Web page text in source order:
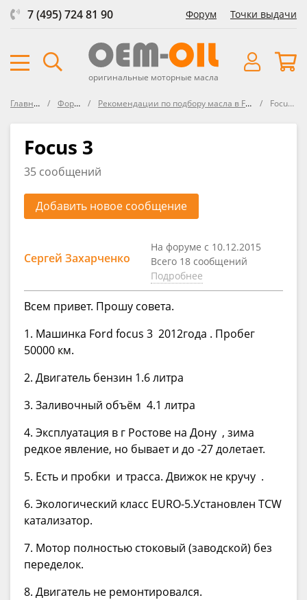
7 (495) 724 81 90 Форум Точки выдачи
оригинальные моторные масла
Главная Форум Рекомендации по подбору масла в FORD Focus 3
Focus 3
35 сообщений
Добавить новое сообщение
Сергей Захарченко
На форуме с 10.12.2015
Всего 18 сообщений
Подробнее
Всем привет. Прошу совета.
1. Машинка Ford focus 3 2012года . Пробег
50000 км.
2. Двигатель бензин 1.6 литра
3. Заливочный объём 4.1 литра
4. Эксплуатация в г Ростове на Дону , зима
редкое явление, но бывает и до -27 долетает.
5. Есть и пробки и трасса. Движок не кручу .
6. Экологический класс EURO-5.Установлен TCW
катализатор.
7. Мотор полностью стоковый (заводской) без
переделок.
8. Двигатель не ремонтировался.